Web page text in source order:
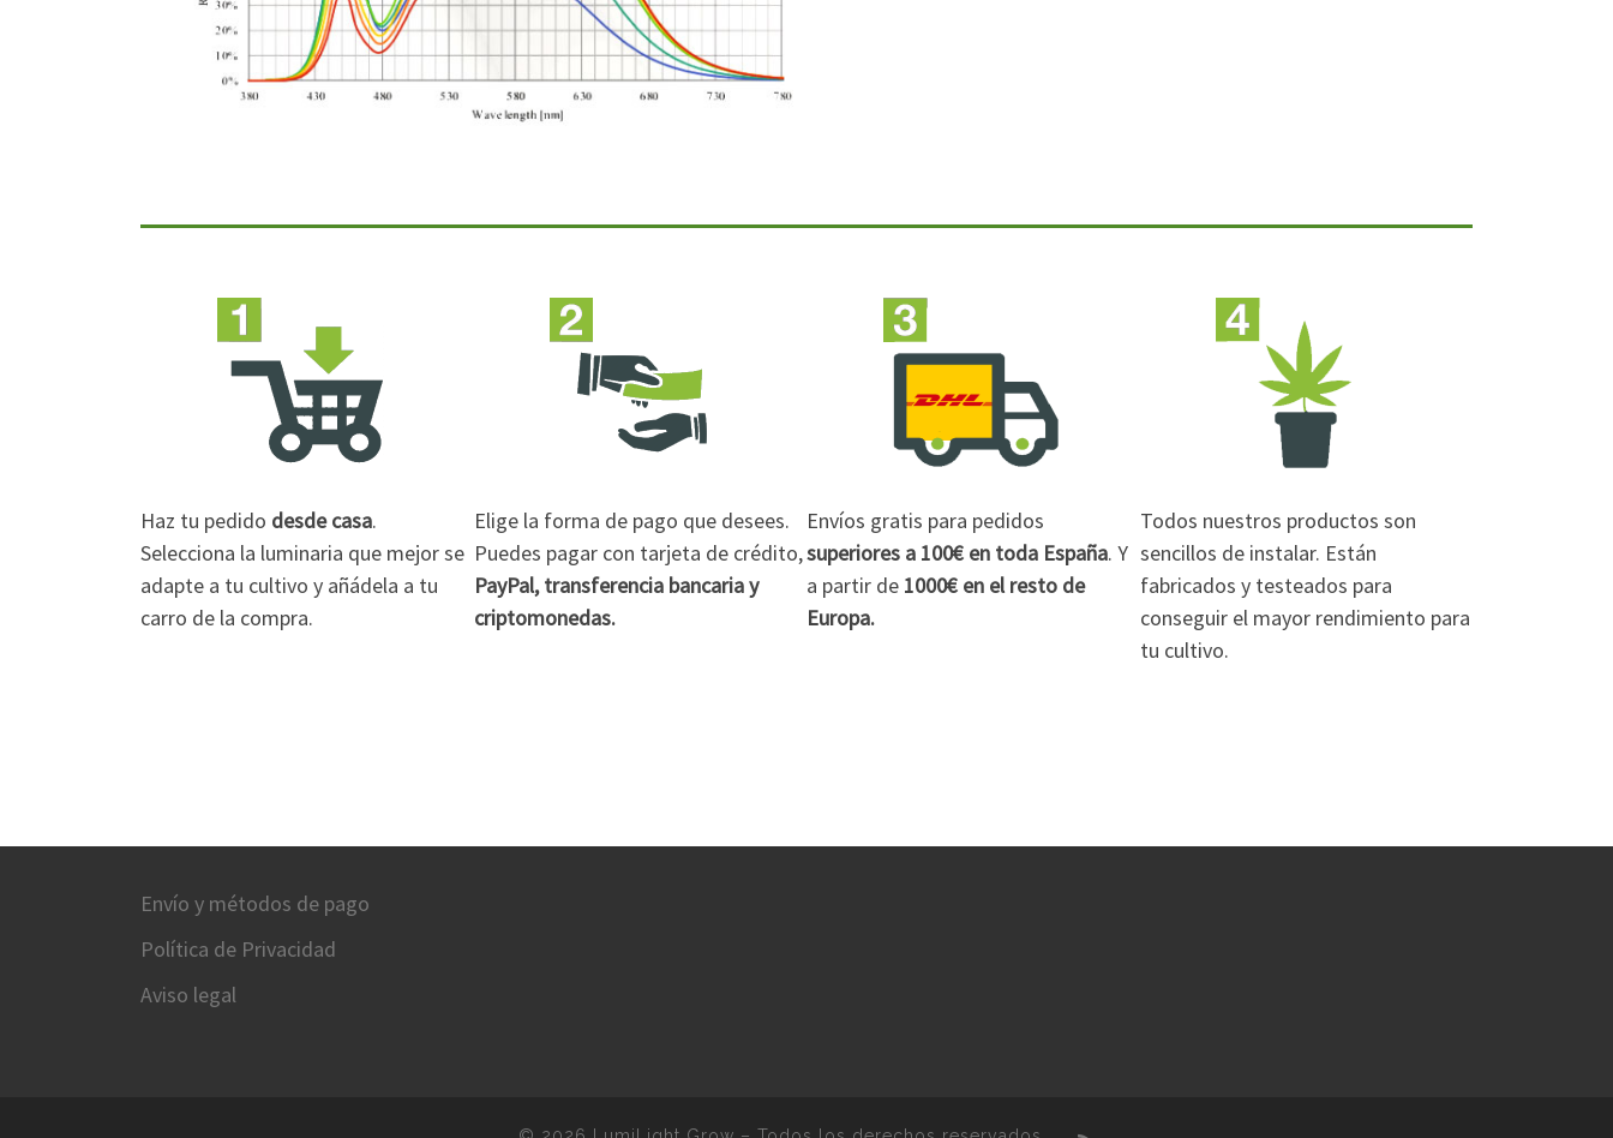
Haz tu pedido desde casa.
Selecciona la luminaria que mejor se
adapte a tu cultivo y añádela a tu
carro de la compra.
Elige la forma de pago que desees.
Puedes pagar con tarjeta de crédito,
PayPal, transferencia bancaria y
criptomonedas.
Envíos gratis para pedidos
superiores a 100€ en toda España. Y
a partir de 1000€ en el resto de
Europa.
Todos nuestros productos son
sencillos de instalar. Están
fabricados y testeados para
conseguir el mayor rendimiento para
tu cultivo.
Envío y métodos de pago
Política de Privacidad
Aviso legal